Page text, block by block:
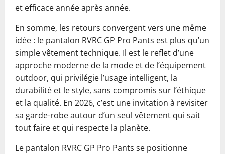
et efficace année après année.
En somme, les retours convergent vers une même
idée : le pantalon RVRC GP Pro Pants est plus qu’un
simple vêtement technique. Il est le reflet d’une
approche moderne de la mode et de l’équipement
outdoor, qui privilégie l’usage intelligent, la
durabilité et le style, sans compromis sur l’éthique
et la qualité. En 2026, c’est une invitation à revisiter
sa garde-robe autour d’un seul vêtement qui sait
tout faire et qui respecte la planète.
Le pantalon RVRC GP Pro Pants se positionne